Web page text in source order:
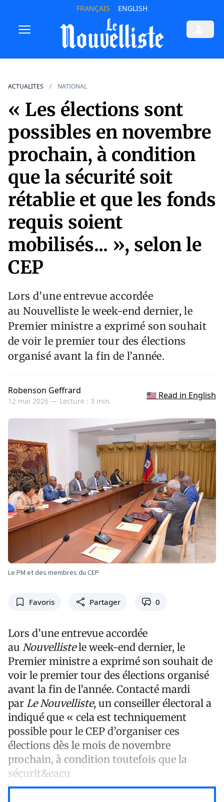
FRANÇAIS ENGLISH
ACTUALITES NATIONAL
« Les élections sont
possibles en novembre
prochain, à condition
que la sécurité soit
rétablie et que les fonds
requis soient
mobilisés... », selon le
CEP
Lors d’une entrevue accordée
au Nouvelliste le week-end dernier, le
Premier ministre a exprimé son souhait
de voir le premier tour des élections
organisé avant la fin de l’année.
Robenson Geffrard
12 mai 2026 — Lecture : 3 min.
🇺🇸 Read in English
Le PM et des membres du CEP
Favoris Partager 0
Lors d’une entrevue accordée
au Nouvellistele week-end dernier, le
Premier ministre a exprimé son souhait de
voir le premier tour des élections organisé
avant la fin de l’année. Contacté mardi
par Le Nouvelliste, un conseiller électoral a
indiqué que « cela est techniquement
possible pour le CEP d’organiser ces
élections dès le mois de novembre
prochain, à condition toutefois que la
sécurit&eacu